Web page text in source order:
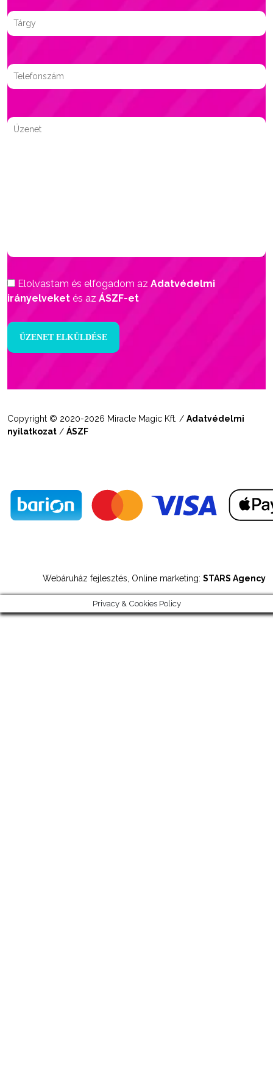
Elolvastam és elfogadom az Adatvédelmi
irányelveket és az ÁSZF-et
Copyright © 2020-2026 Miracle Magic Kft. / Adatvédelmi
nyilatkozat / ÁSZF
Webáruház fejlesztés, Online marketing: STARS Agency
Privacy & Cookies Policy